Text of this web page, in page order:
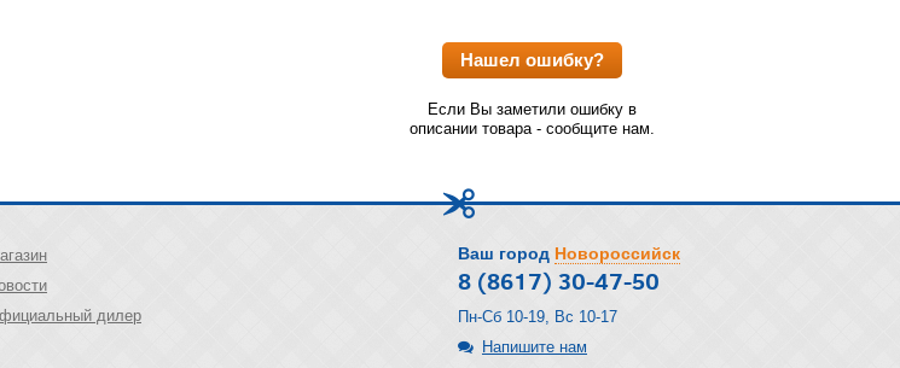
Нашел ошибку?
Если Вы заметили ошибку в
описании товара - сообщите нам.
дилер
Ваш город Новороссийск
8 (8617) 30-47-50
Пн-Сб 10-19, Вс 10-17
Напишите нам